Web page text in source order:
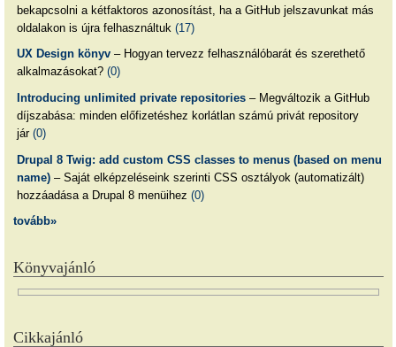
bekapcsolni a kétfaktoros azonosítást, ha a GitHub jelszavunkat más
oldalakon is újra felhasználtuk (17)
UX Design könyv– Hogyan tervezz felhasználóbarát és szerethető
alkalmazásokat? (0)
Introducing unlimited private repositories– Megváltozik a GitHub
díjszabása: minden előfizetéshez korlátlan számú privát repository
jár (0)
Drupal 8 Twig: add custom CSS classes to menus (based on menu
name)– Saját elképzeléseink szerinti CSS osztályok (automatizált)
hozzáadása a Drupal 8 menüihez (0)
tovább»
Könyvajánló
Cikkajánló